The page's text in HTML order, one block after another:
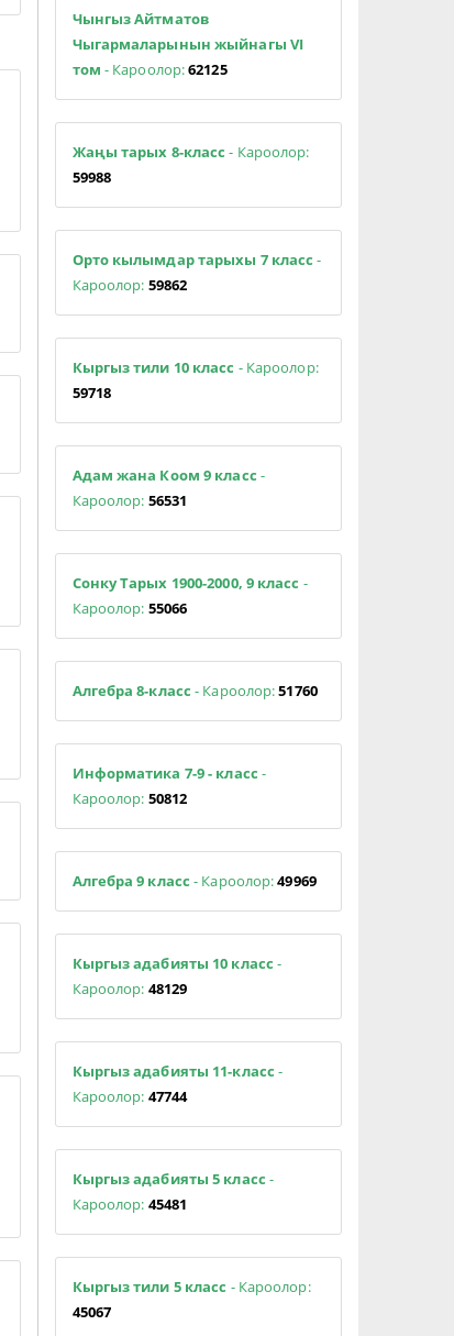
Чынгыз Айтматов
Чыгармаларынын жыйнагы VI
том - Кароолор:62125
Жаңы тарых 8-класс - Кароолор:
59988
Орто кылымдар тарыхы 7 класс-
Кароолор: 59862
Кыргыз тили 10 класс - Кароолор:
59718
Адам жана Коом 9 класс -
Кароолор: 56531
Сонку Тарых 1900-2000, 9 класс -
Кароолор: 55066
Алгебра 8-класс - Кароолор:51760
Информатика 7-9 - класс -
Кароолор: 50812
Алгебра 9 класс- Кароолор:49969
Кыргыз адабияты 10 класс -
Кароолор: 48129
Кыргыз адабияты 11-класс -
Кароолор: 47744
Кыргыз адабияты 5 класс -
Кароолор: 45481
Кыргыз тили 5 класс - Кароолор:
45067